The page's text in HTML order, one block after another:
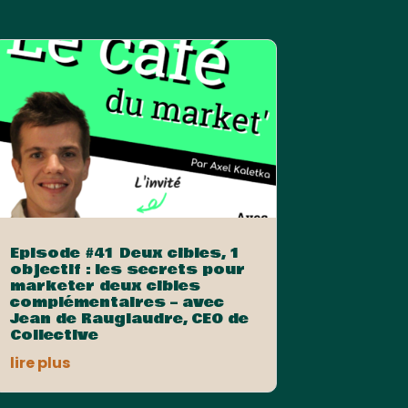
Episode #41 Deux cibles, 1
objectif : les secrets pour
marketer deux cibles
complémentaires – avec
Jean de Rauglaudre, CEO de
Collective
lire plus